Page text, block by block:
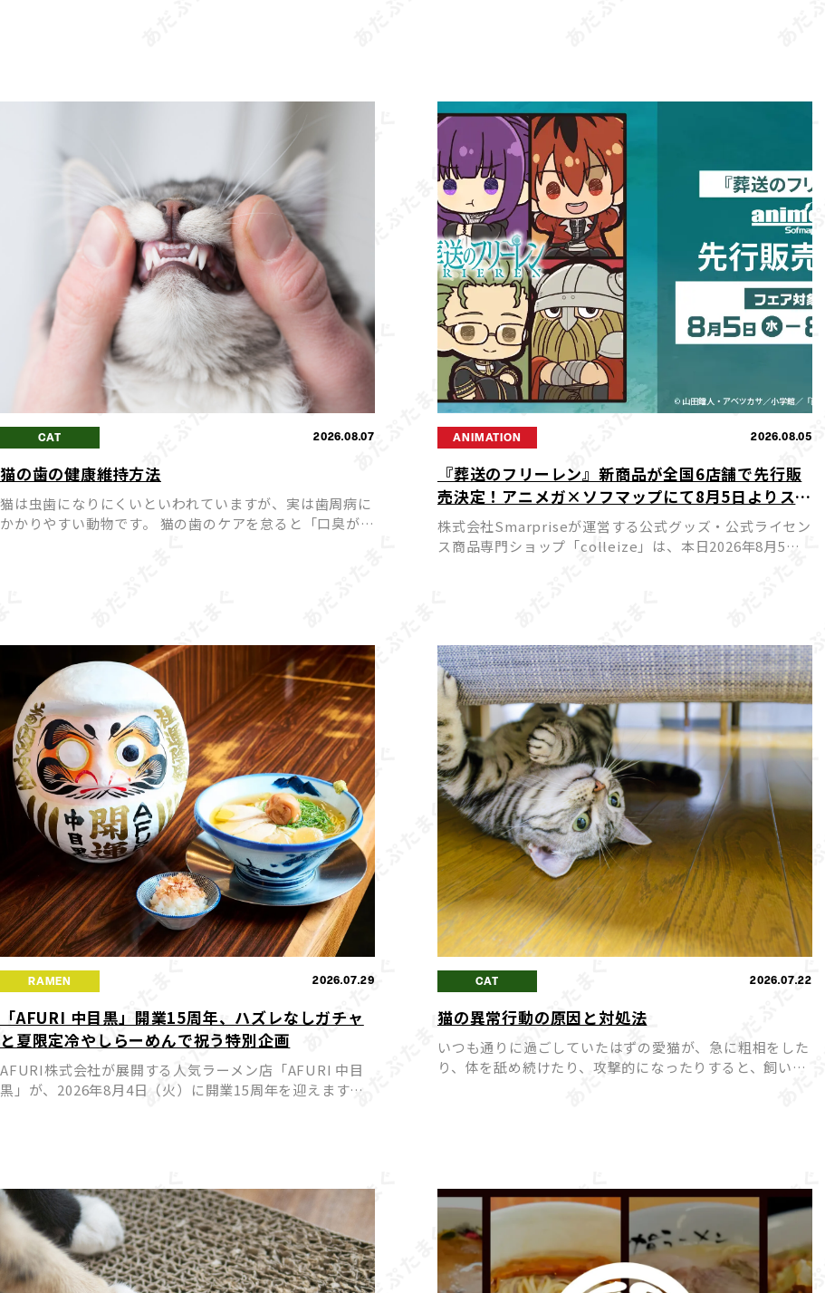
CAT 2026.08.07
猫の歯の健康維持方法
猫は虫歯になりにくいといわれていますが、実は歯周病に
かかりやすい動物です。 猫の歯のケアを怠ると「口臭が強
ANIMATION 2026.08.05
『葬送のフリーレン』新商品が全国6店舗で先行販
売決定！アニメガ×ソフマップにて8月5日よりスタ
ート
株式会社Smarpriseが運営する公式グッズ・公式ライセン
ス商品専門ショップ「colleize」は、本日2026年8月5日
RAMEN 2026.07.29
「AFURI 中目黒」開業15周年、ハズレなしガチャ
と夏限定冷やしらーめんで祝う特別企画
AFURI株式会社が展開する人気ラーメン店「AFURI 中目
黒」が、2026年8月4日（火）に開業15周年を迎えます。
CAT 2026.07.22
猫の異常行動の原因と対処法
いつも通りに過ごしていたはずの愛猫が、急に粗相をした
り、体を舐め続けたり、攻撃的になったりすると、飼い主